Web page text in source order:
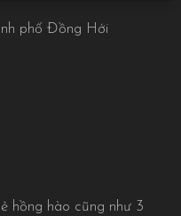
phố Đồng Hới
hồng hào cũng như 3